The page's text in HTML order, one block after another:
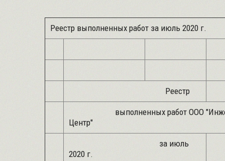
Реестр выполненных работ за июль 2020 г.
Реестр
выполненных работ ООО
Центр"
за июль
2020 г.